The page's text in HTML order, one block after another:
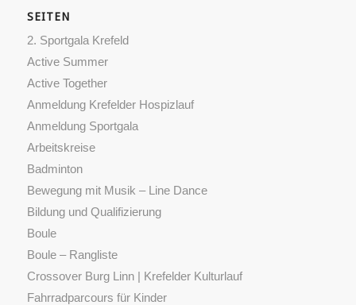
SEITEN
2. Sportgala Krefeld
Active Summer
Active Together
Anmeldung Krefelder Hospizlauf
Anmeldung Sportgala
Arbeitskreise
Badminton
Bewegung mit Musik – Line Dance
Bildung und Qualifizierung
Boule
Boule – Rangliste
Crossover Burg Linn | Krefelder Kulturlauf
Fahrradparcours für Kinder